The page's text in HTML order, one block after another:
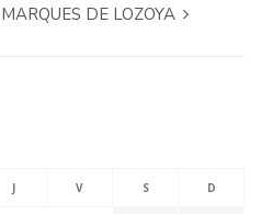
DE LOZOYA
J V S D